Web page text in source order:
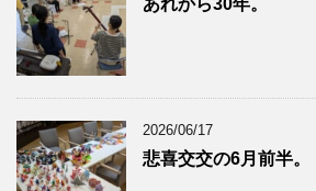
あれから30年。
2026/06/17
悲喜交交の6月前半。